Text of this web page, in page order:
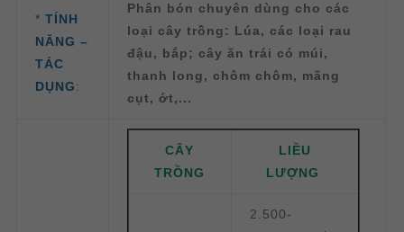
* TÍNH
NĂNG –
TÁC
DỤNG:
Phân bón chuyên dùng cho các
loại cây trồng: Lúa, các loại rau
đậu, bắp; cây ăn trái có múi,
thanh long, chôm chôm, măng
cụt, ớt,...
CÂY
TRỒNG
LIỀU
LƯỢNG
2.500-